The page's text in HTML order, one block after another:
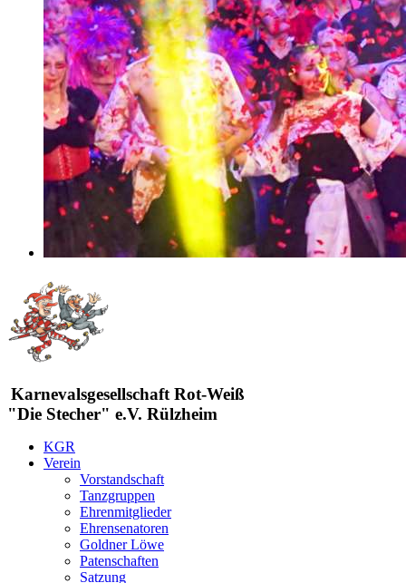
Karnevalsgesellschaft Rot-Weiß
"Die Stecher" e.V. Rülzheim
KGR
Verein
Vorstandschaft
Tanzgruppen
Ehrenmitglieder
Ehrensenatoren
Goldner Löwe
Patenschaften
Satzung